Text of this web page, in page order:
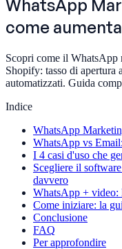
WhatsApp
come
Scopri come il WhatsApp
Shopify: tasso di apertura
automatizzati. Guida
Indice
WhatsApp
WhatsApp vs
I 4 casi d'uso che
Scegliere il
davvero
WhatsApp + video:
Come iniziare: la
Conclusione
FAQ
Per approfondire